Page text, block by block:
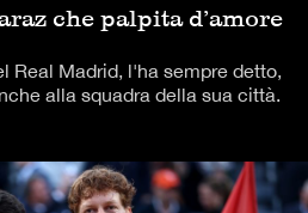
che palpita d’amore
Real Madrid, l'ha sempre detto,
alla squadra della sua città.